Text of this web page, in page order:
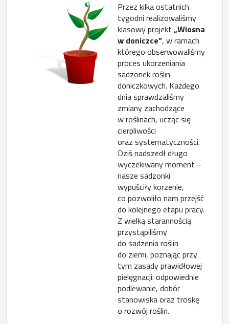
Przez kilka ostatnich
tygodni realizowaliśmy
klasowy projekt „Wiosna
w doniczce”, w ramach
którego obserwowaliśmy
proces ukorzeniania
sadzonek roślin
doniczkowych. Każdego
dnia sprawdzaliśmy
zmiany zachodzące
w roślinach, ucząc się
cierpliwości
oraz systematyczności.
Dziś nadszedł długo
wyczekiwany moment –
nasze sadzonki
wypuściły korzenie,
co pozwoliło nam przejść
do kolejnego etapu pracy.
Z wielką starannością
przystąpiliśmy
do sadzenia roślin
do ziemi, poznając przy
tym zasady prawidłowej
pielęgnacji: odpowiednie
podlewanie, dobór
stanowiska oraz troskę
o rozwój roślin.